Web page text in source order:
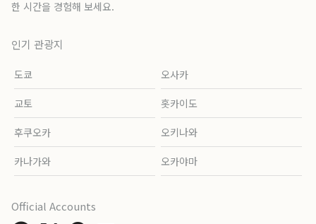
한 시간을 경험해 보세요.
인기 관광지
도쿄 오사카
교토 홋카이도
후쿠오카 오키나와
카나가와 오카야마
Official Accounts